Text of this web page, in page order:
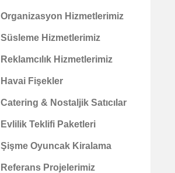
Organizasyon Hizmetlerimiz
Süsleme Hizmetlerimiz
Reklamcılık Hizmetlerimiz
Havai Fişekler
Catering & Nostaljik Satıcılar
Evlilik Teklifi Paketleri
Şişme Oyuncak Kiralama
Referans Projelerimiz